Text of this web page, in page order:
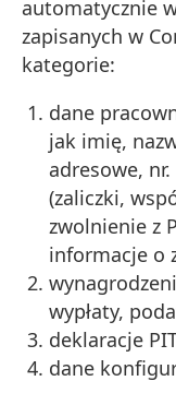
automatycznie
zapisanych w
kategorie:
dane
jak imię,
adresowe,
(zaliczki,
zwolnienie z
informacje o
wypłaty,
deklaracje
dane